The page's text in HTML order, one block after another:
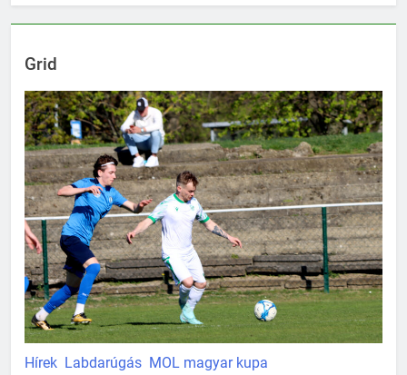
Grid
Hírek Labdarúgás MOL magyar kupa